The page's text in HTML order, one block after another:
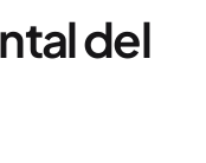
del